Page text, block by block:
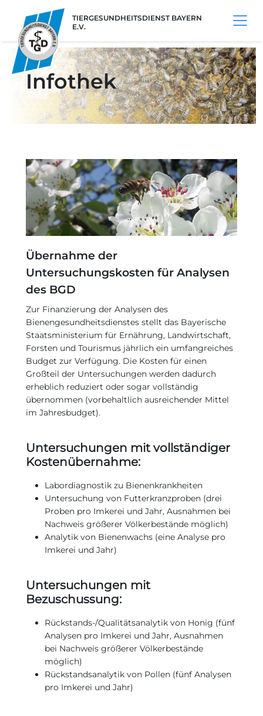
TIERGESUNDHEITSDIENST BAYERN
E.V.
Infothek
Übernahme der
Untersuchungskosten für Analysen
des BGD
Zur Finanzierung der Analysen des
Bienengesundheitsdienstes stellt das Bayerische
Staatsministerium für Ernährung, Landwirtschaft,
Forsten und Tourismus jährlich ein umfangreiches
Budget zur Verfügung. Die Kosten für einen
Großteil der Untersuchungen werden dadurch
erheblich reduziert oder sogar vollständig
übernommen (vorbehaltlich ausreichender Mittel
im Jahresbudget).
Untersuchungen mit vollständiger
Kostenübernahme:
Labordiagnostik zu Bienenkrankheiten
Untersuchung von Futterkranzproben (drei
Proben pro Imkerei und Jahr, Ausnahmen bei
Nachweis größerer Völkerbestände möglich)
Analytik von Bienenwachs (eine Analyse pro
Imkerei und Jahr)
Untersuchungen mit
Bezuschussung:
Rückstands-/Qualitätsanalytik von Honig (fünf
Analysen pro Imkerei und Jahr, Ausnahmen
bei Nachweis größerer Völkerbestände
möglich)
Rückstandsanalytik von Pollen (fünf Analysen
pro Imkerei und Jahr)